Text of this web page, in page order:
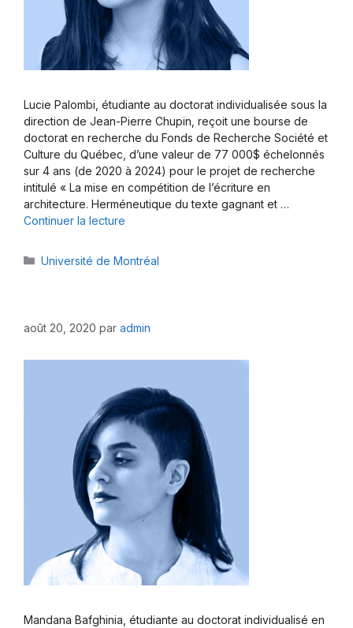
Lucie Palombi, étudiante au doctorat individualisée sous la
direction de Jean-Pierre Chupin, reçoit une bourse de
doctorat en recherche du Fonds de Recherche Société et
Culture du Québec, d’une valeur de 77 000$ échelonnés
sur 4 ans (de 2020 à 2024) pour le projet de recherche
intitulé « La mise en compétition de l’écriture en
architecture. Herméneutique du texte gagnant et …
Continuer la lecture
Catégories
Université de Montréal
août 20, 2020 par admin
Mandana Bafghinia, étudiante au doctorat individualisé en